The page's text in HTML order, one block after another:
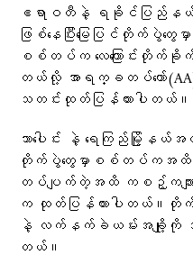
ဧရာဝတီနဲ့ ရခိုင်ပြည်န
ဖြစ်နေပြီးမြေပြင်တိုက်ပွဲတွေ
စစ်တပ်က လေကြောင်းတို
တယ်လို့ အာရက္ခတပ်တော်
သတင်းထုတ်ပြန်ထားပါတယ်။
သာပေါင်း နဲ့ ရေကြည်မြို့
တိုက်ပွဲတွေမှာစစ်တပ်ကအထိအခို
တပ်ပျက်တဲ့အထိ ကစဉ့်ကလျား
က ထုတ်ပြန်ထားပါတယ်။တိုက်
နဲ့ လက်နက်ခဲယမ်းအချို့ကို သိ
တယ်။